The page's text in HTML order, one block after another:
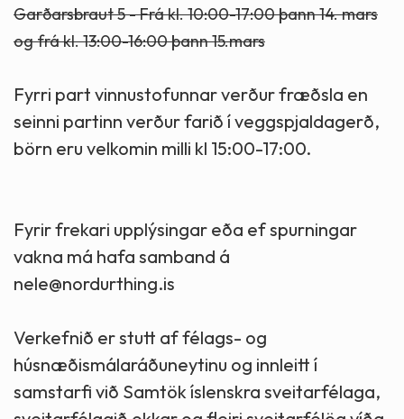
Garðarsbraut 5 - Frá kl. 10:00-17:00 þann 14. mars
og frá kl. 13:00-16:00 þann 15.mars
Fyrri part vinnustofunnar verður fræðsla en
seinni partinn verður farið í veggspjaldagerð,
börn eru velkomin milli kl 15:00-17:00.
Fyrir frekari upplýsingar eða ef spurningar
vakna má hafa samband á
nele@nordurthing.is
Verkefnið er stutt af félags- og
húsnæðismálaráðuneytinu og innleitt í
samstarfi við Samtök íslenskra sveitarfélaga,